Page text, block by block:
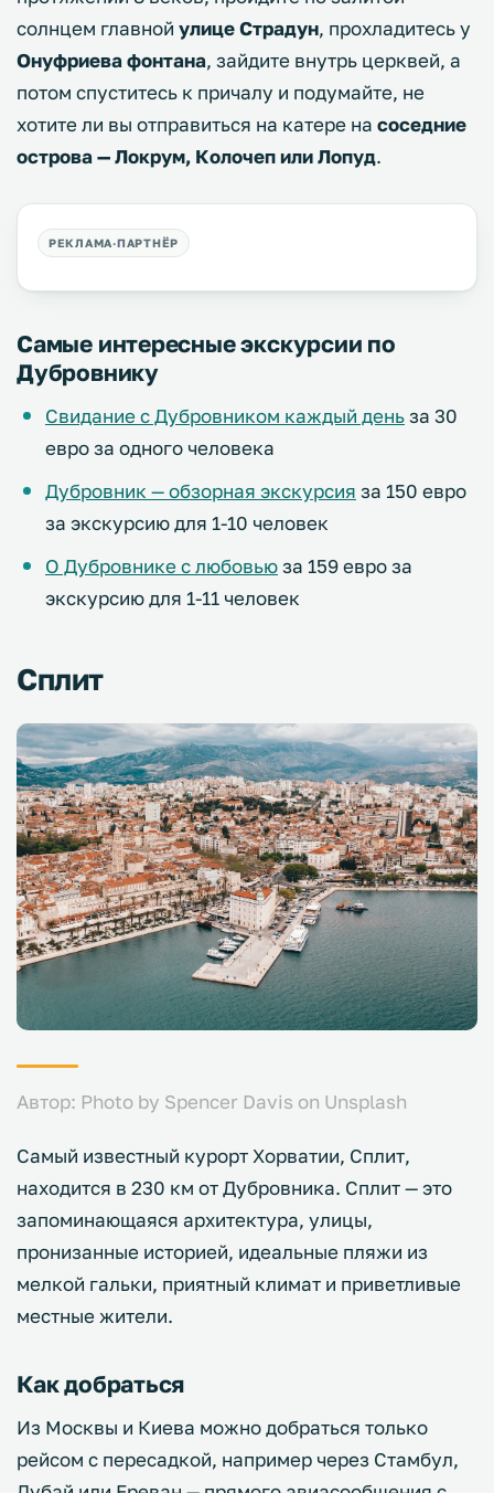
солнцем главной улице Страдун, прохладитесь у
Онуфриева фонтана, зайдите внутрь церквей, а
потом спуститесь к причалу и подумайте, не
хотите ли вы отправиться на катере на соседние
острова — Локрум, Колочеп или Лопуд.
Самые интересные экскурсии по
Дубровнику
Свидание с Дубровником каждый деньза 30
евро за одного человека
Дубровник — обзорная экскурсия за 150 евро
за экскурсию для 1-10 человек
О Дубровнике с любовьюза 159 евро за
экскурсию для 1-11 человек
Сплит
Автор: Photo by Spencer Davis on Unsplash
Самый известный курорт Хорватии, Сплит,
находится в 230 км от Дубровника. Сплит — это
запоминающаяся архитектура, улицы,
пронизанные историей, идеальные пляжи из
мелкой гальки, приятный климат и приветливые
местные жители.
Как добраться
Из Москвы и Киева можно добраться только
рейсом с пересадкой, например через Стамбул,